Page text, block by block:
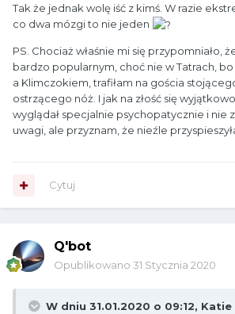
Tak że jednak wolę iść z kimś. W razie
co dwa mózgi to nie jeden
PS. Chociaż właśnie mi się przypomniało,
bardzo popularnym, choć nie w Tatrach,
a Klimczokiem, trafiłam na gościa
ostrzącego nóż. I jak na złość się
wyglądał specjalnie psychopatycznie i nie
uwagi, ale przyznam, że nieźle
Cytuj
Q'bot
Opublikowano 31 Stycznia 2020
W dniu 31.01.2020 o 09:12, Katie